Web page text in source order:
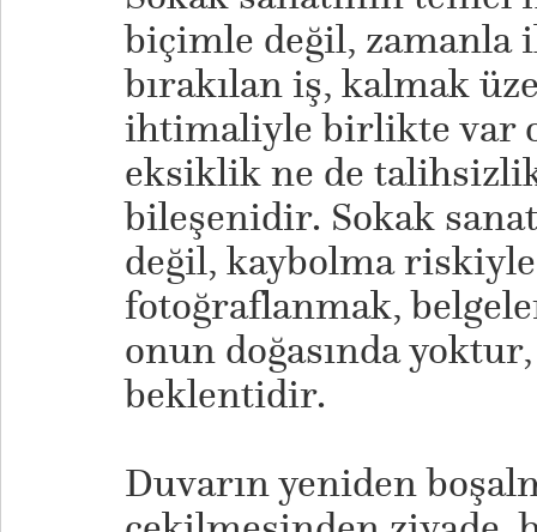
biçimle değil, zamanla
bırakılan iş, kalmak
ihtimaliyle birlikte var
eksiklik ne de
bileşenidir. Sokak
değil, kaybolma
fotoğraflanmak,
onun doğasında
beklentidir.
Duvarın yeniden